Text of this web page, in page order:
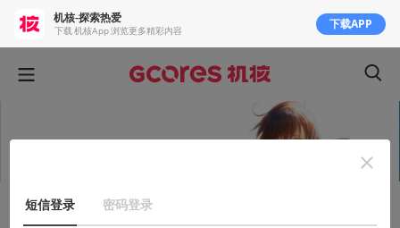
机核-探索热爱
下载 机核App 浏览更多精彩内容 下载APP
短信登录 密码登录